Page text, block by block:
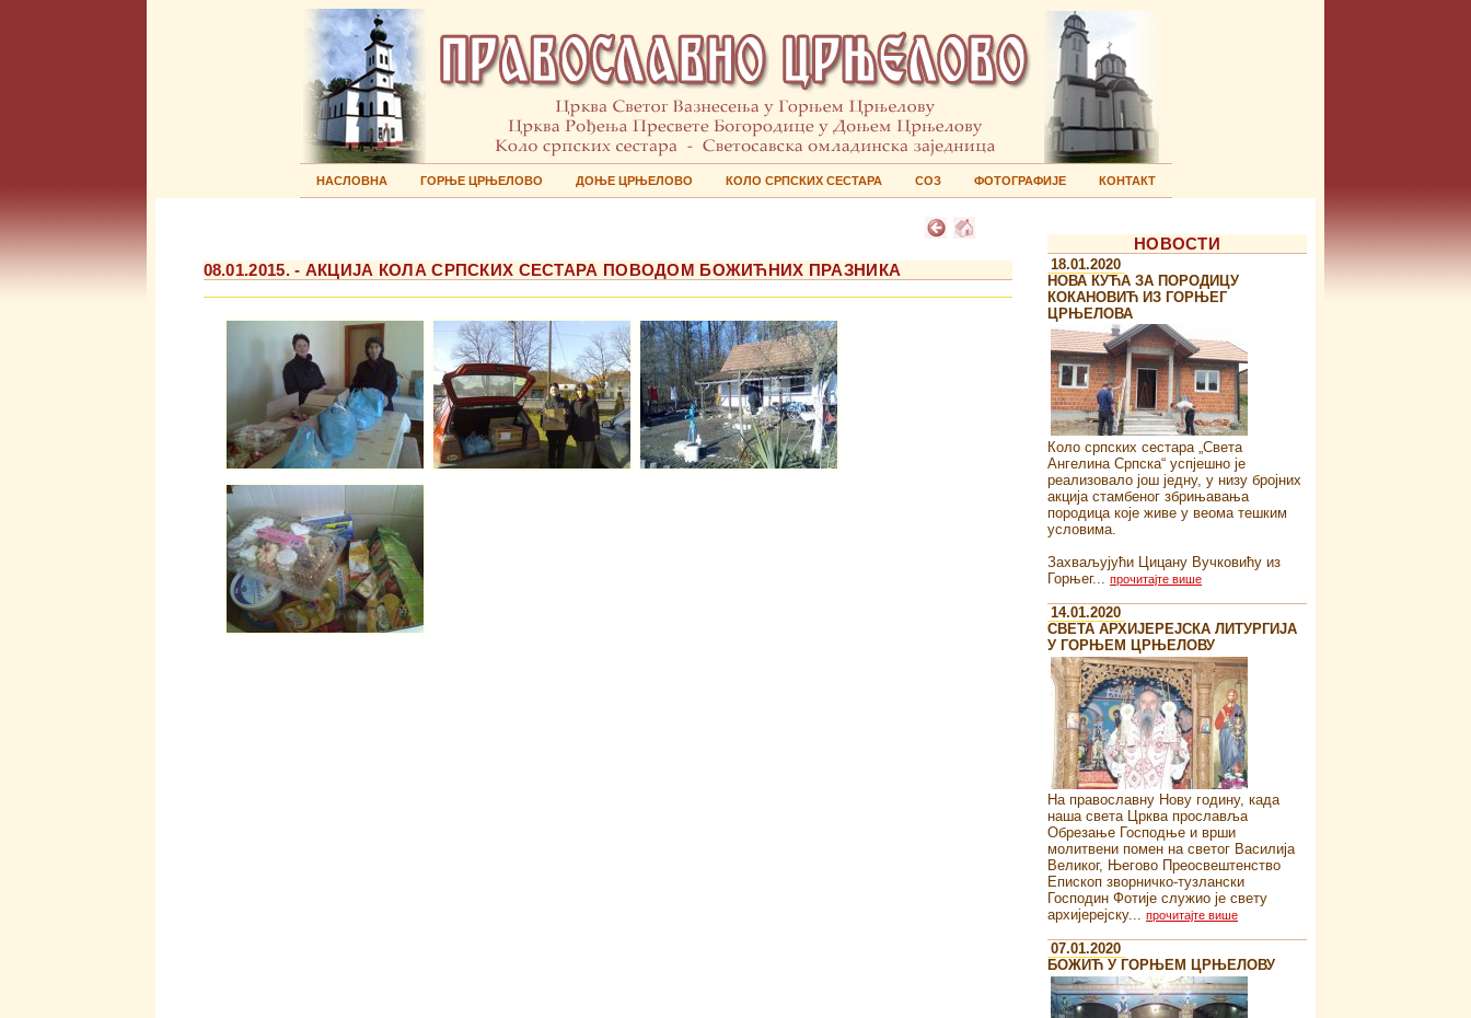
НАСЛОВНА ГОРЊЕ ЦРЊЕЛОВО ДОЊЕ ЦРЊЕЛОВО КОЛО СРПСКИХ СЕСТАРА СОЗ ФОТОГРАФИЈЕ КОНТАКТ
08.01.2015. - АКЦИЈА КОЛА СРПСКИХ СЕСТАРА ПОВОДОМ БОЖИЋНИХ ПРАЗНИКА
НОВОСТИ
18.01.2020
НОВА КУЋА ЗА ПОРОДИЦУ
КОКАНОВИЋ ИЗ ГОРЊЕГ
ЦРЊЕЛОВА
Коло српских сестара „Света
Ангелина Српска“ успјешно је
реализовало још једну, у низу бројних
акција стамбеног збрињавања
породица које живе у веома тешким
условима.
Захваљујући Цицану Вучковићу из
Горњег... прочитајте више
14.01.2020
СВЕТА АРХИЈЕРЕЈСКА ЛИТУРГИЈА
У ГОРЊЕМ ЦРЊЕЛОВУ
На православну Нову годину, када
наша света Црква прославља
Обрезање Господње и врши
молитвени помен на светог Василија
Великог, Његово Преосвештенство
Епископ зворничко-тузлански
Господин Фотије служио је свету
архијерејску... прочитајте више
07.01.2020
БОЖИЋ У ГОРЊЕМ ЦРЊЕЛОВУ